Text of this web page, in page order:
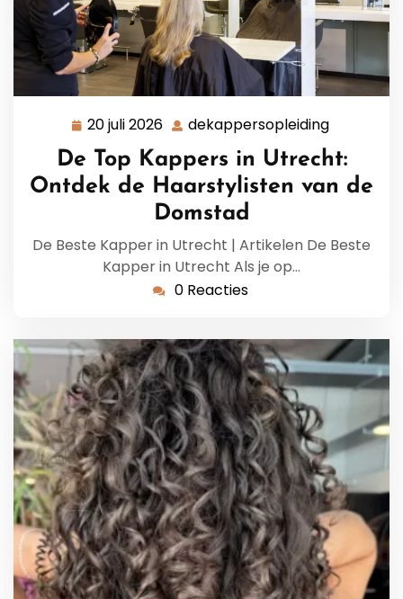
20 juli 2026 20
2026
dekappersopleiding
De Top Kappers in Utrecht:
Ontdek de Haarstylisten van de
Domstad
De Beste Kapper in Utrecht | Artikelen De Beste
Kapper in Utrecht Als je op…
0 Reacties